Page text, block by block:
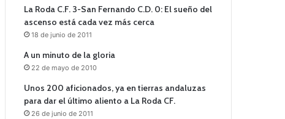
La Roda C.F. 3-San Fernando C.D. 0: El sueño del
ascenso está cada vez más cerca
18 de junio de 2011
A un minuto de la gloria
22 de mayo de 2010
Unos 200 aficionados, ya en tierras andaluzas
para dar el último aliento a La Roda CF.
26 de junio de 2011